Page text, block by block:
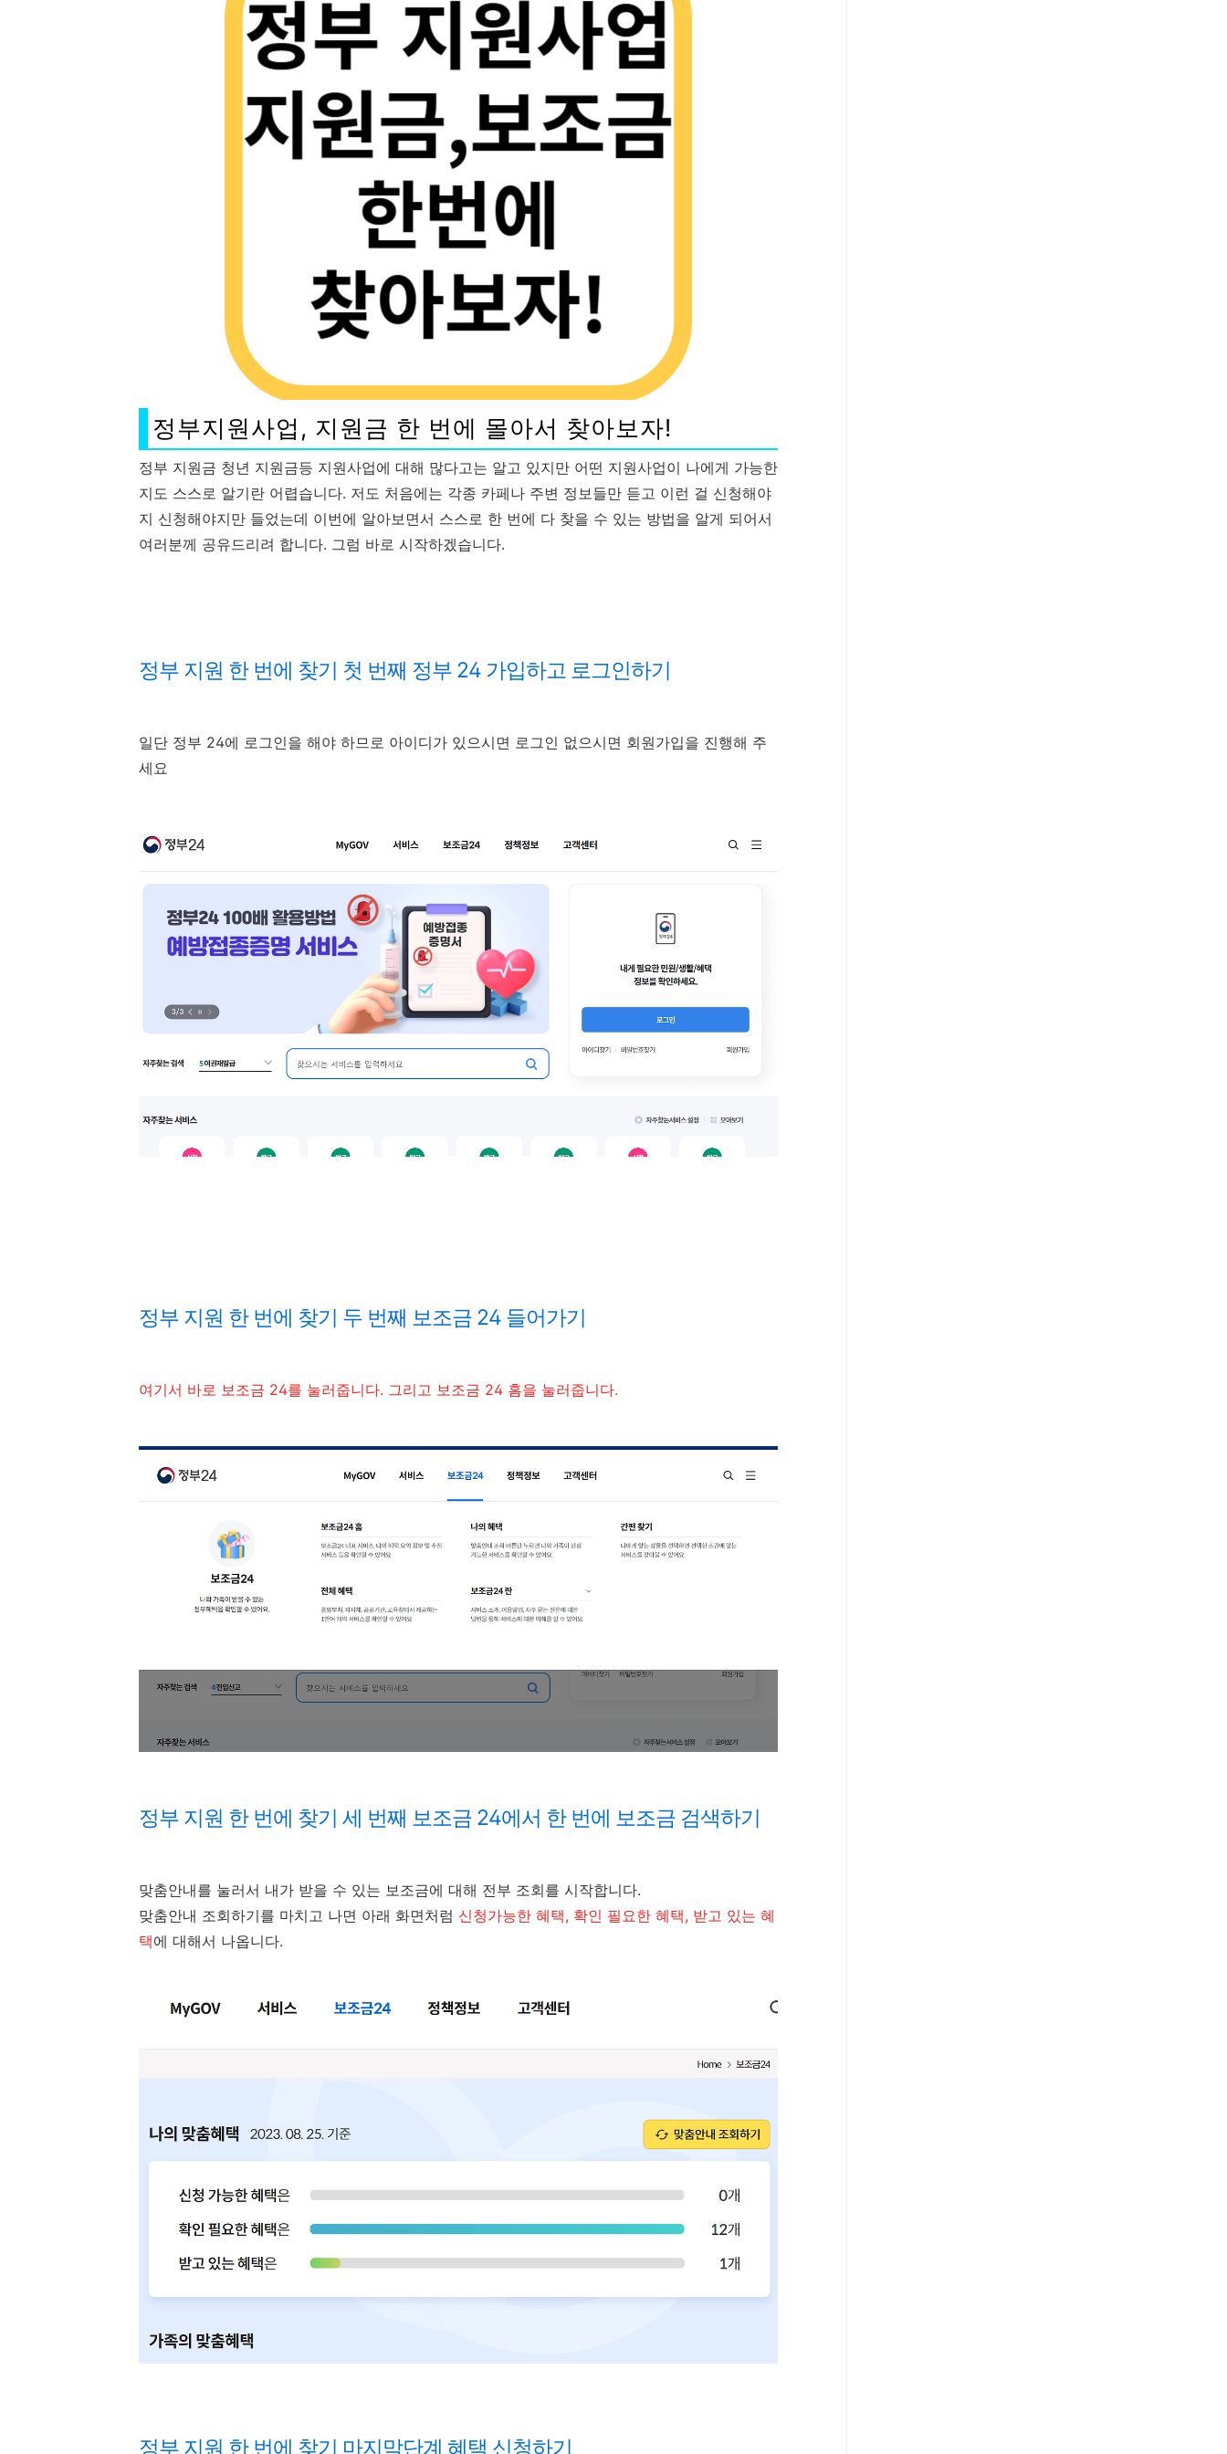
정부지원사업, 지원금 한 번에 몰아서 찾아보자!
정부 지원금 청년 지원금등 지원사업에 대해 많다고는 알고 있지만 어떤 지원사업이 나에게 가능한
지도 스스로 알기란 어렵습니다. 저도 처음에는 각종 카페나 주변 정보들만 듣고 이런 걸 신청해야
지 신청해야지만 들었는데 이번에 알아보면서 스스로 한 번에 다 찾을 수 있는 방법을 알게 되어서
여러분께 공유드리려 합니다. 그럼 바로 시작하겠습니다.
정부 지원 한 번에 찾기 첫 번째 정부 24 가입하고 로그인하기
일단 정부 24에 로그인을 해야 하므로 아이디가 있으시면 로그인 없으시면 회원가입을 진행해 주
세요
정부 지원 한 번에 찾기 두 번째 보조금 24 들어가기
여기서 바로 보조금 24를 눌러줍니다. 그리고 보조금 24 홈을 눌러줍니다.
정부 지원 한 번에 찾기 세 번째 보조금 24에서 한 번에 보조금 검색하기
맞춤안내를 눌러서 내가 받을 수 있는 보조금에 대해 전부 조회를 시작합니다.
맞춤안내 조회하기를 마치고 나면 아래 화면처럼 신청가능한 혜택, 확인 필요한 혜택, 받고 있는 혜
택에 대해서 나옵니다.
정부 지원 한 번에 찾기 마지막단계 혜택 신청하기